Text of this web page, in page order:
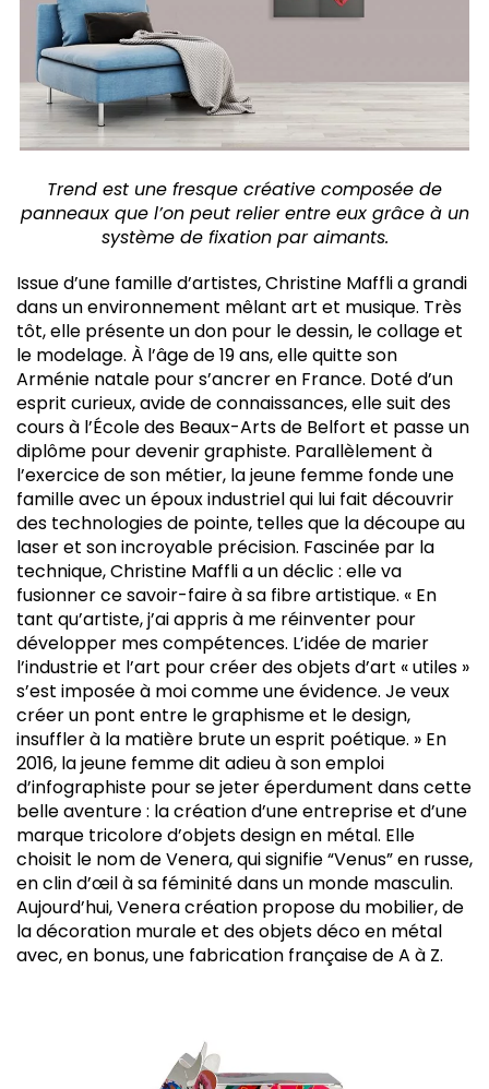
Trend est une fresque créative composée de
panneaux que l’on peut relier entre eux grâce à un
système de fixation par aimants.
Issue d’une famille d’artistes, Christine Maffli a grandi
dans un environnement mêlant art et musique. Très
tôt, elle présente un don pour le dessin, le collage et
le modelage. À l’âge de 19 ans, elle quitte son
Arménie natale pour s’ancrer en France. Doté d’un
esprit curieux, avide de connaissances, elle suit des
cours à l’École des Beaux-Arts de Belfort et passe un
diplôme pour devenir graphiste. Parallèlement à
l’exercice de son métier, la jeune femme fonde une
famille avec un époux industriel qui lui fait découvrir
des technologies de pointe, telles que la découpe au
laser et son incroyable précision. Fascinée par la
technique, Christine Maffli a un déclic : elle va
fusionner ce savoir-faire à sa fibre artistique. « En
tant qu’artiste, j’ai appris à me réinventer pour
développer mes compétences. L’idée de marier
l’industrie et l’art pour créer des objets d’art « utiles »
s’est imposée à moi comme une évidence. Je veux
créer un pont entre le graphisme et le design,
insuffler à la matière brute un esprit poétique. » En
2016, la jeune femme dit adieu à son emploi
d’infographiste pour se jeter éperdument dans cette
belle aventure : la création d’une entreprise et d’une
marque tricolore d’objets design en métal. Elle
choisit le nom de Venera, qui signifie “Venus” en russe,
en clin d’œil à sa féminité dans un monde masculin.
Aujourd’hui, Venera création propose du mobilier, de
la décoration murale et des objets déco en métal
avec, en bonus, une fabrication française de A à Z.